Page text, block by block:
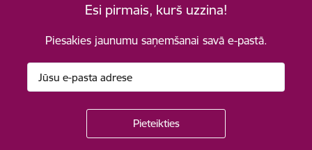
Esi pirmais, kurš uzzina!
Piesakies jaunumu saņemšanai savā e-pastā.